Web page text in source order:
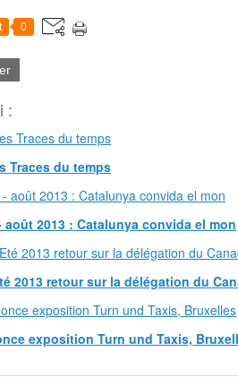
0
:
Traces du temps
août 2013 : Catalunya convida el mon
2013 retour sur la délégation du
exposition Turn und Taxis,